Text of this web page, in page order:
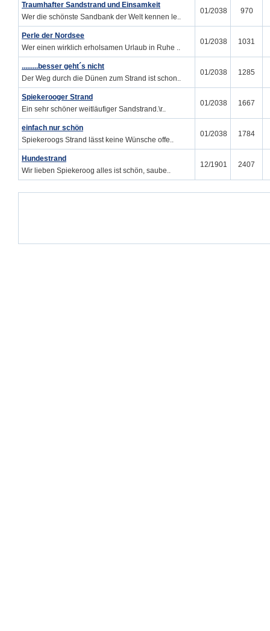
Traumhafter Sandstrand und Einsamkeit
Wer die schönste Sandbank der Welt kennen le..
01/2038 970
Perle der Nordsee
Wer einen wirklich erholsamen Urlaub in Ruhe ..
01/2038 1031
.........besser geht´s nicht
Der Weg durch die Dünen zum Strand ist schon..
01/2038 1285
Spiekerooger Strand
Ein sehr schöner weitläufiger Sandstrand.\r..
01/2038 1667
einfach nur schön
Spiekeroogs Strand lässt keine Wünsche offe..
01/2038 1784
Hundestrand
Wir lieben Spiekeroog alles ist schön, saube..
12/1901 2407